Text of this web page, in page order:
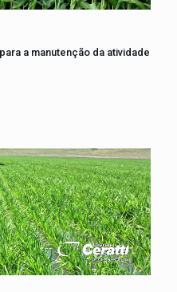
a manutenção da atividade